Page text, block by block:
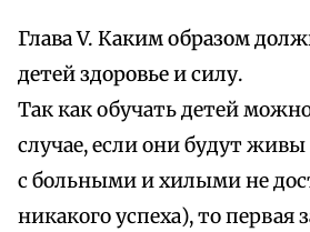
Глава V. Каким образом
детей здоровье и силу.
Так как обучать детей
случае, если они будут
с больными и хилыми не
никакого успеха), то первая